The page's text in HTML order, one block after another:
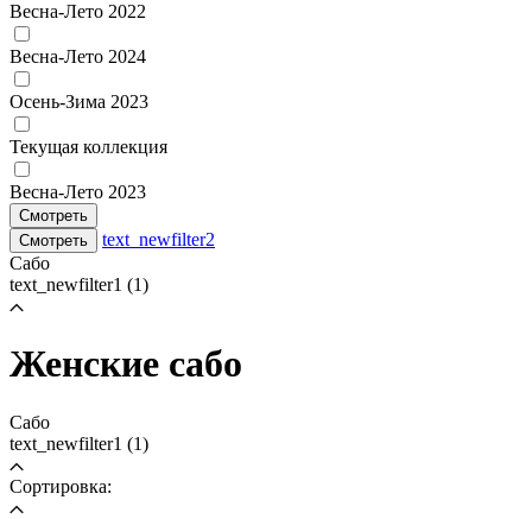
Весна-Лето 2022
Весна-Лето 2024
Осень-Зима 2023
Текущая коллекция
Весна-Лето 2023
Смотреть
Смотреть
text_newfilter2
Сабо
text_newfilter1 (1)
Женские сабо
Сабо
text_newfilter1 (1)
Сортировка: